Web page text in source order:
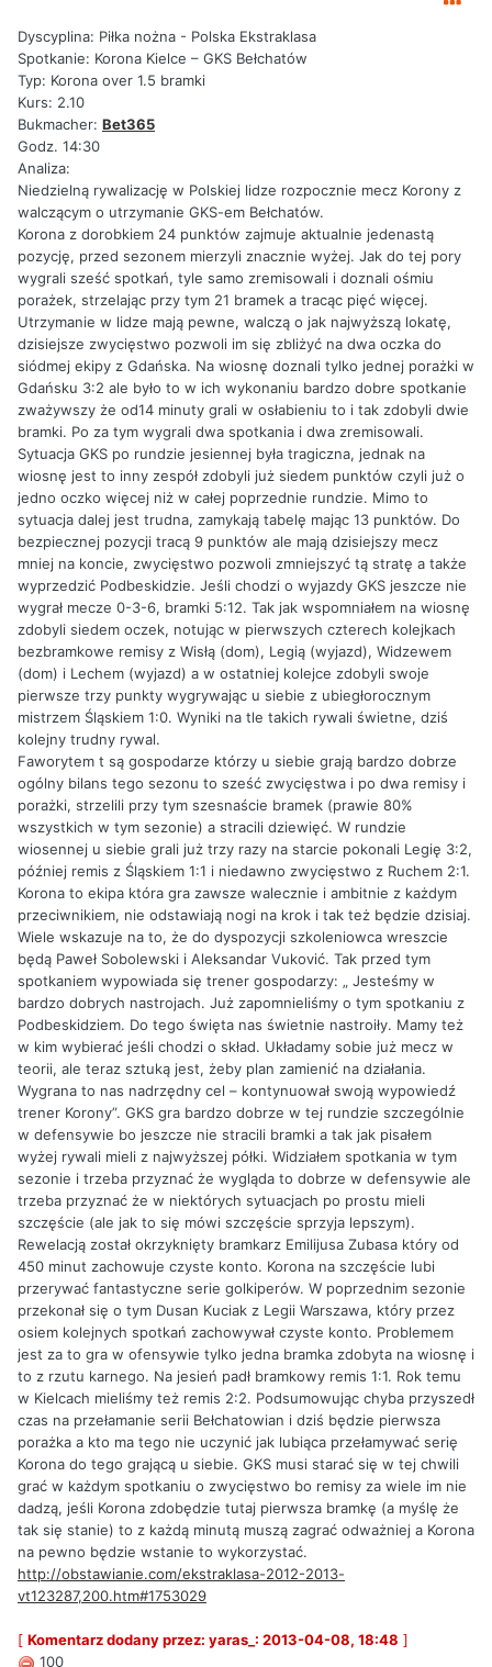
Dyscyplina: Piłka nożna - Polska Ekstraklasa
Spotkanie: Korona Kielce – GKS Bełchatów
Typ: Korona over 1.5 bramki
Kurs: 2.10
Bukmacher: Bet365
Godz. 14:30
Analiza:
Niedzielną rywalizację w Polskiej lidze rozpocznie mecz Korony z
walczącym o utrzymanie GKS-em Bełchatów.
Korona z dorobkiem 24 punktów zajmuje aktualnie jedenastą
pozycję, przed sezonem mierzyli znacznie wyżej. Jak do tej pory
wygrali sześć spotkań, tyle samo zremisowali i doznali ośmiu
porażek, strzelając przy tym 21 bramek a tracąc pięć więcej.
Utrzymanie w lidze mają pewne, walczą o jak najwyższą lokatę,
dzisiejsze zwycięstwo pozwoli im się zbliżyć na dwa oczka do
siódmej ekipy z Gdańska. Na wiosnę doznali tylko jednej porażki w
Gdańsku 3:2 ale było to w ich wykonaniu bardzo dobre spotkanie
zważywszy że od14 minuty grali w osłabieniu to i tak zdobyli dwie
bramki. Po za tym wygrali dwa spotkania i dwa zremisowali.
Sytuacja GKS po rundzie jesiennej była tragiczna, jednak na
wiosnę jest to inny zespół zdobyli już siedem punktów czyli już o
jedno oczko więcej niż w całej poprzednie rundzie. Mimo to
sytuacja dalej jest trudna, zamykają tabelę mając 13 punktów. Do
bezpiecznej pozycji tracą 9 punktów ale mają dzisiejszy mecz
mniej na koncie, zwycięstwo pozwoli zmniejszyć tą stratę a także
wyprzedzić Podbeskidzie. Jeśli chodzi o wyjazdy GKS jeszcze nie
wygrał mecze 0-3-6, bramki 5:12. Tak jak wspomniałem na wiosnę
zdobyli siedem oczek, notując w pierwszych czterech kolejkach
bezbramkowe remisy z Wisłą (dom), Legią (wyjazd), Widzewem
(dom) i Lechem (wyjazd) a w ostatniej kolejce zdobyli swoje
pierwsze trzy punkty wygrywając u siebie z ubiegłorocznym
mistrzem Śląskiem 1:0. Wyniki na tle takich rywali świetne, dziś
kolejny trudny rywal.
Faworytem t są gospodarze którzy u siebie grają bardzo dobrze
ogólny bilans tego sezonu to sześć zwycięstwa i po dwa remisy i
porażki, strzelili przy tym szesnaście bramek (prawie 80%
wszystkich w tym sezonie) a stracili dziewięć. W rundzie
wiosennej u siebie grali już trzy razy na starcie pokonali Legię 3:2,
później remis z Śląskiem 1:1 i niedawno zwycięstwo z Ruchem 2:1.
Korona to ekipa która gra zawsze walecznie i ambitnie z każdym
przeciwnikiem, nie odstawiają nogi na krok i tak też będzie dzisiaj.
Wiele wskazuje na to, że do dyspozycji szkoleniowca wreszcie
będą Paweł Sobolewski i Aleksandar Vuković. Tak przed tym
spotkaniem wypowiada się trener gospodarzy: „ Jesteśmy w
bardzo dobrych nastrojach. Już zapomnieliśmy o tym spotkaniu z
Podbeskidziem. Do tego święta nas świetnie nastroiły. Mamy też
w kim wybierać jeśli chodzi o skład. Układamy sobie już mecz w
teorii, ale teraz sztuką jest, żeby plan zamienić na działania.
Wygrana to nas nadrzędny cel – kontynuował swoją wypowiedź
trener Korony”. GKS gra bardzo dobrze w tej rundzie szczególnie
w defensywie bo jeszcze nie stracili bramki a tak jak pisałem
wyżej rywali mieli z najwyższej półki. Widziałem spotkania w tym
sezonie i trzeba przyznać że wygląda to dobrze w defensywie ale
trzeba przyznać że w niektórych sytuacjach po prostu mieli
szczęście (ale jak to się mówi szczęście sprzyja lepszym).
Rewelacją został okrzyknięty bramkarz Emilijusa Zubasa który od
450 minut zachowuje czyste konto. Korona na szczęście lubi
przerywać fantastyczne serie golkiperów. W poprzednim sezonie
przekonał się o tym Dusan Kuciak z Legii Warszawa, który przez
osiem kolejnych spotkań zachowywał czyste konto. Problemem
jest za to gra w ofensywie tylko jedna bramka zdobyta na wiosnę i
to z rzutu karnego. Na jesień padł bramkowy remis 1:1. Rok temu
w Kielcach mieliśmy też remis 2:2. Podsumowując chyba przyszedł
czas na przełamanie serii Bełchatowian i dziś będzie pierwsza
porażka a kto ma tego nie uczynić jak lubiąca przełamywać serię
Korona do tego grającą u siebie. GKS musi starać się w tej chwili
grać w każdym spotkaniu o zwycięstwo bo remisy za wiele im nie
dadzą, jeśli Korona zdobędzie tutaj pierwsza bramkę (a myślę że
tak się stanie) to z każdą minutą muszą zagrać odważniej a Korona
na pewno będzie wstanie to wykorzystać.
http://obstawianie.com/ekstraklasa-2012-2013-
vt123287,200.htm#1753029
[ Komentarz dodany przez: yaras_: 2013-04-08, 18:48 ]
100